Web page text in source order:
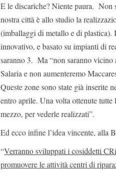
E le discariche? Niente paura. Non
nostra città è allo studio la
(imballaggi di metallo e di plastica).
innovativo, e basato su impianti di
saranno 3. Ma “non saranno vicino
Salaria e non aumenteremo
Queste zone sono state già inserite
entro aprile. Una volta ottenute
mezzo, per vederle realizzati”.
Ed ecco infine l’idea vincente, alla
“Verranno sviluppati i cosiddetti
promuovere le attività centri di